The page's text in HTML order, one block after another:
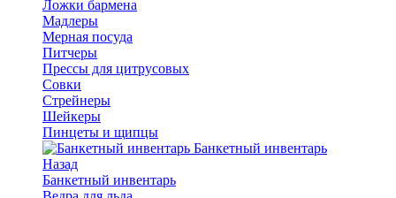
Ложки бармена
Мадлеры
Мерная посуда
Питчеры
Прессы для цитрусовых
Совки
Стрейнеры
Шейкеры
Пинцеты и щипцы
Банкетный инвентарь
Назад
Банкетный инвентарь